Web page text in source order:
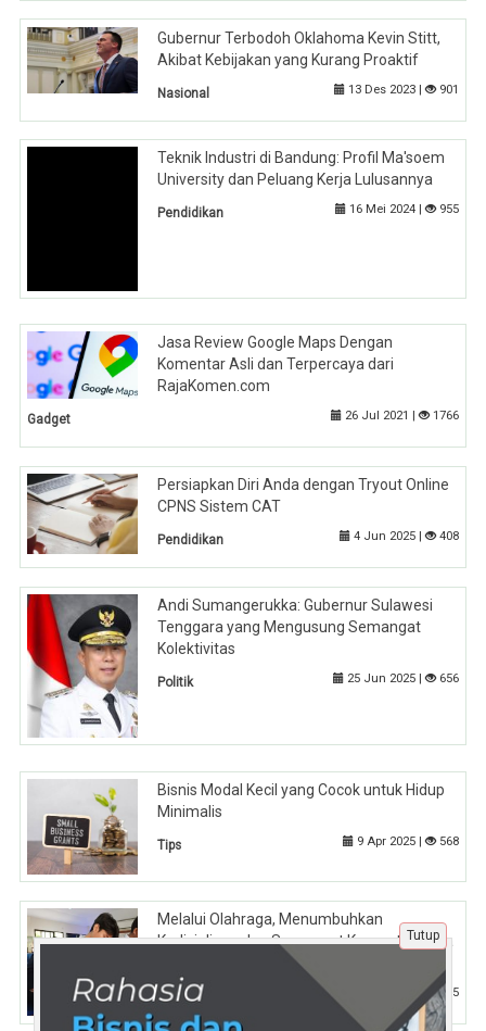
Gubernur Terbodoh Oklahoma Kevin Stitt,
Akibat Kebijakan yang Kurang Proaktif
Nasional 13 Des 2023 | 901
Teknik Industri di Bandung: Profil Ma'soem
University dan Peluang Kerja Lulusannya
Pendidikan 16 Mei 2024 | 955
Jasa Review Google Maps Dengan
Komentar Asli dan Terpercaya dari
RajaKomen.com
Gadget 26 Jul 2021 | 1766
Persiapkan Diri Anda dengan Tryout Online
CPNS Sistem CAT
Pendidikan 4 Jun 2025 | 408
Andi Sumangerukka: Gubernur Sulawesi
Tenggara yang Mengusung Semangat
Kolektivitas
Politik 25 Jun 2025 | 656
Bisnis Modal Kecil yang Cocok untuk Hidup
Minimalis
Tips 9 Apr 2025 | 568
Melalui Olahraga, Menumbuhkan
Kedisiplinan dan Semangat Kompetisi pada
Siswa Boarding School tingkat SMA
Pendidikan 4 Nov 2024 | 655
Tutup